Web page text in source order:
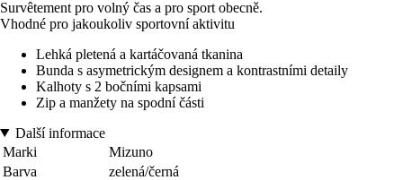
Survêtement pro volný čas a pro sport obecně.
Vhodné pro jakoukoliv sportovní aktivitu
Lehká pletená a kartáčovaná tkanina
Bunda s asymetrickým designem a kontrastními detaily
Kalhoty s 2 bočními kapsami
Zip a manžety na spodní části
Další informace
Marki
Mizuno
Barva
zelená/černá